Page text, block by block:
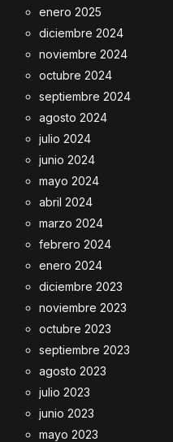
enero 2025
diciembre 2024
noviembre 2024
octubre 2024
septiembre 2024
agosto 2024
julio 2024
junio 2024
mayo 2024
abril 2024
marzo 2024
febrero 2024
enero 2024
diciembre 2023
noviembre 2023
octubre 2023
septiembre 2023
agosto 2023
julio 2023
junio 2023
mayo 2023